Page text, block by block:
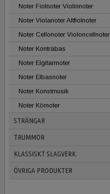
Noter Fiolnoter Violinnoter
Noter Violanoter Altfiolnoter
Noter Cellonoter Violoncellnoter
Noter Kontrabas
Noter Elgitarrnoter
Noter Elbasnoter
Noter Konstmusik
Noter Körnoter
STRÄNGAR
TRUMMOR
KLASSISKT SLAGVERK
ÖVRIGA PRODUKTER